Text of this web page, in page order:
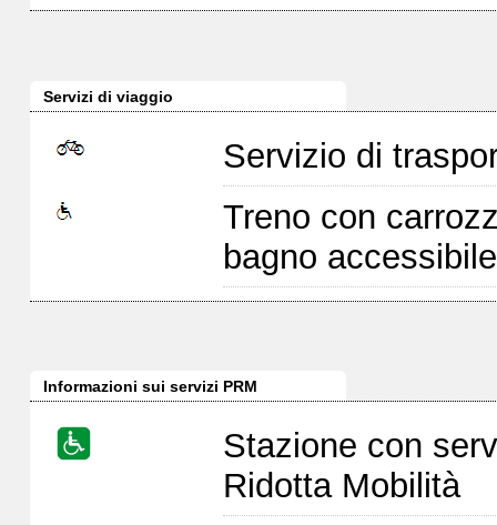
Servizi di viaggio
Servizio di
Treno con
bagno
Informazioni sui servizi PRM
Stazione con
Ridotta Mobilità